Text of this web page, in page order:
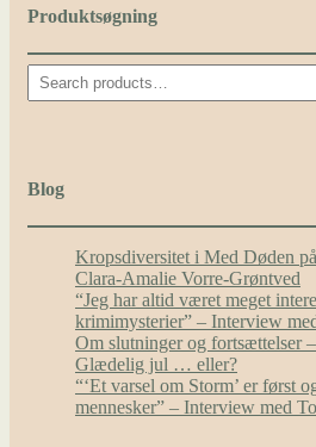
Produktsøgning
Search
Blog
Kropsdiversitet i Med Døden
Clara-Amalie Vorre-Grøntved
“Jeg har altid været meget
krimimysterier” – Interview
Om slutninger og fortsættelser
Glædelig jul … eller?
“‘Et varsel om Storm’ er først
mennesker” – Interview med